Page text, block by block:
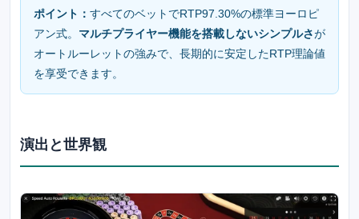
ポイント： すべてのベットでRTP97.30%の標準ヨーロピ
アン式。 マルチプライヤー機能を搭載しないシンプルさが
オートルーレットの強みで、長期的に安定したRTP理論値
を享受できます。
演出と世界観